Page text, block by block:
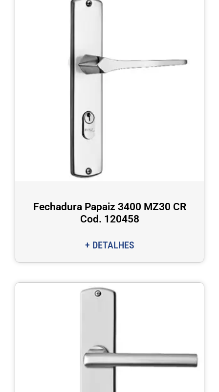
Fechadura Papaiz 3400 MZ30 CR
Cod. 120458
+ DETALHES